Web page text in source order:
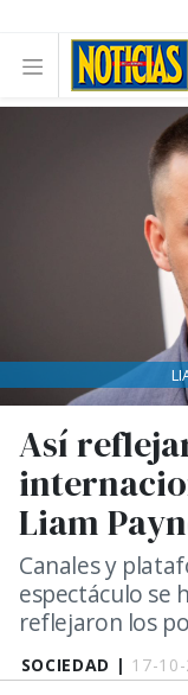
SOCIEDAD | 17-
Así
Liam
Canales y
espectáculo se
reflejaron los